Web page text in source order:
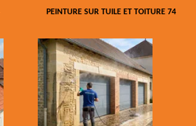
PEINTURE SUR TUILE ET TOITURE 74